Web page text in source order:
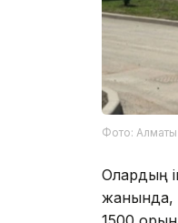
Фото: Алматы
Олардың
жанында,